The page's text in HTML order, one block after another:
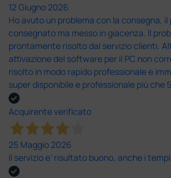
12 Giugno 2026
Ho avuto un problema con la consegna,
consegnato ma messo in giacenza. Il
prontamente risolto dal servizio clienti.
attivazione del software per il PC non
risolto in modo rapido professionale e
super disponibile e professionale più che
Acquirente verificato
25 Maggio 2026
Il servizio e’ risultato buono, anche i